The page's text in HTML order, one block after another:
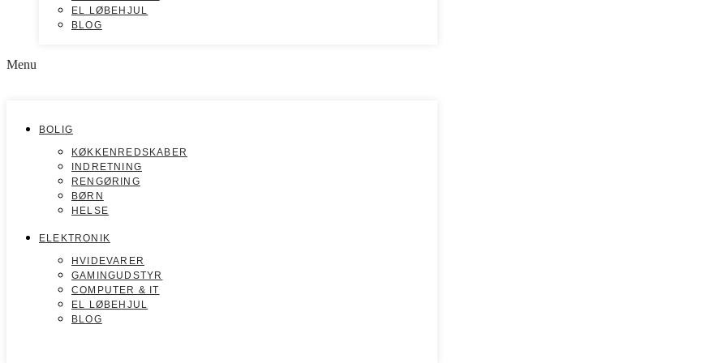
EL LØBEHJUL
BLOG
Menu
BOLIG
KØKKENREDSKABER
INDRETNING
RENGØRING
BØRN
HELSE
ELEKTRONIK
HVIDEVARER
GAMINGUDSTYR
COMPUTER & IT
EL LØBEHJUL
BLOG